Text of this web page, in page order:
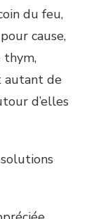
du feu,
cause,
thym,
autant de
d’elles